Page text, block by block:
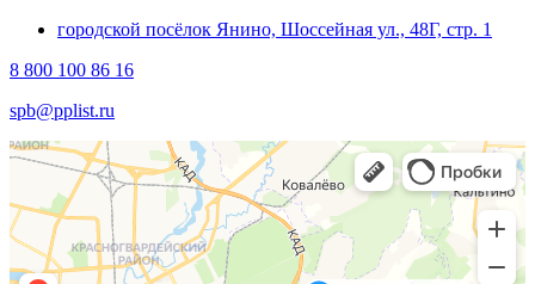
городской посёлок Янино, Шоссейная ул., 48Г, стр. 1
8 800 100 86 16
spb@pplist.ru